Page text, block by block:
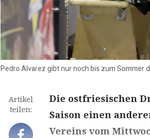
Pedro Alvarez gibt nur noch bis zum Sommer
Artikel
teilen:
Die ostfriesischen
Saison einen
Vereins vom